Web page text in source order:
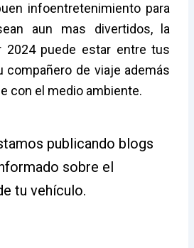
infoentretenimiento para
aun mas divertidos, la
2024 puede estar entre tus
compañero de viaje además
con el medio ambiente.
publicando blogs
sobre el
tu vehículo.